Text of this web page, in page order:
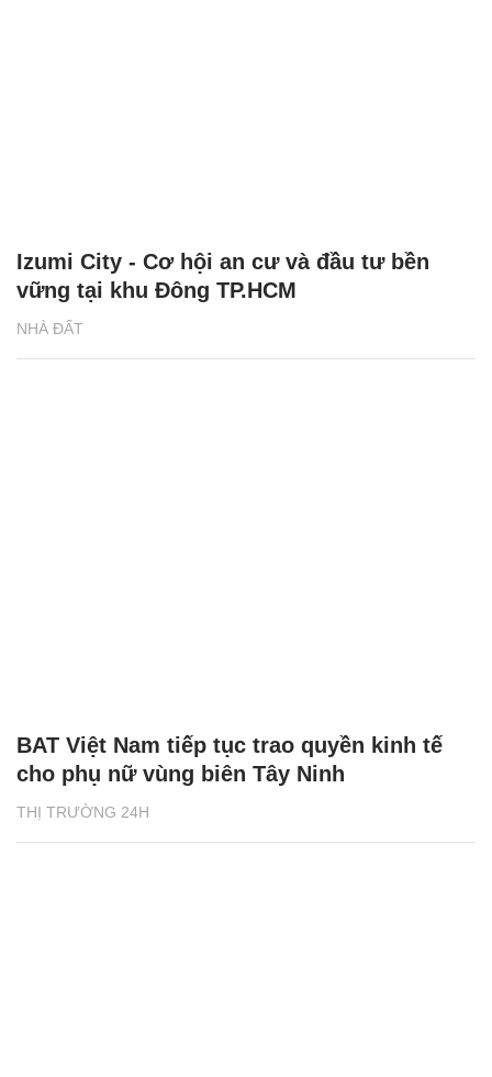
NHÀ ĐẤT
Izumi City - Cơ hội an cư và đầu tư bền
vững tại khu Đông TP.HCM
THỊ TRƯỜNG 24H
BAT Việt Nam tiếp tục trao quyền kinh tế
cho phụ nữ vùng biên Tây Ninh